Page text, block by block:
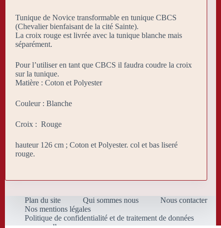
Tunique de Novice transformable en tunique CBCS
(Chevalier bienfaisant de la cité Sainte).
La croix rouge est livrée avec la tunique blanche mais
séparément.
Pour l’utiliser en tant que CBCS il faudra coudre la croix
sur la tunique.
Matière : Coton et Polyester
Couleur : Blanche
Croix : Rouge
hauteur 126 cm ; Coton et Polyester. col et bas liseré
rouge.
Plan du site Qui sommes nous
Nous contacter
Nos mentions légales
Politique de confidentialité et de traitement de données